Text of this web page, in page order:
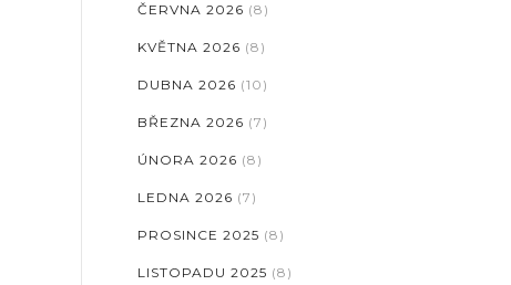
ČERVNA 2026 (8)
KVĚTNA 2026 (8)
DUBNA 2026 (10)
BŘEZNA 2026 (7)
ÚNORA 2026 (8)
LEDNA 2026 (7)
PROSINCE 2025 (8)
LISTOPADU 2025 (8)